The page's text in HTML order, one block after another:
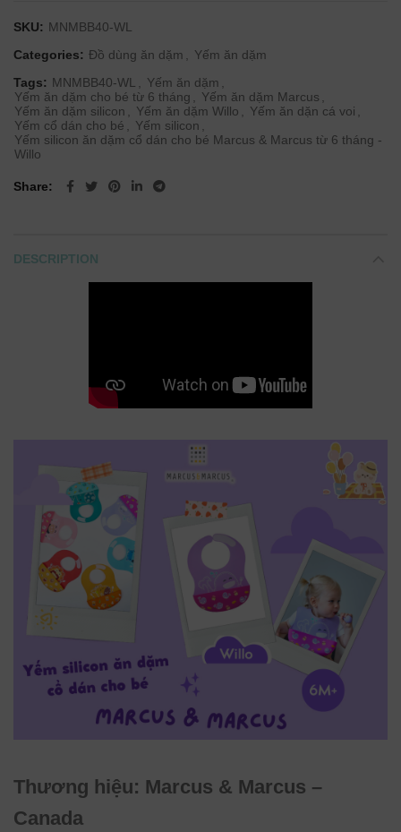
SKU: MNMBB40-WL
Categories: Đồ dùng ăn dặm , Yếm ăn dặm
Tags: MNMBB40-WL , Yếm ăn dặm ,
Yếm ăn dặm cho bé từ 6 tháng , Yếm ăn dặm Marcus ,
Yếm ăn dặm silicon , Yếm ăn dặm Willo , Yếm ăn dặn cá voi ,
Yếm cổ dán cho bé , Yếm silicon ,
Yếm silicon ăn dặm cổ dán cho bé Marcus & Marcus từ 6 tháng -
Willo
Share
DESCRIPTION
Thương hiệu: Marcus & Marcus –
Canada